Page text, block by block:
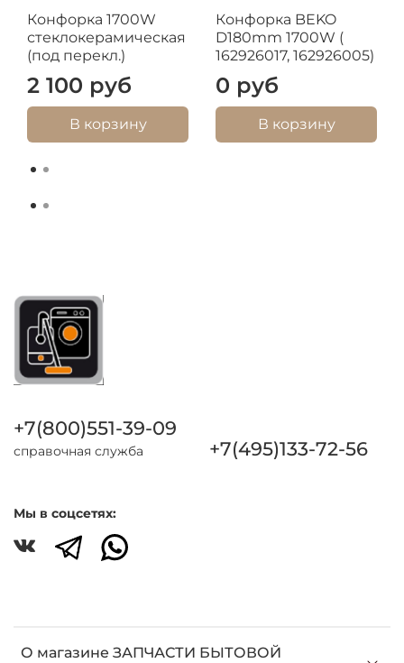
Конфорка 1700W
стеклокерамическая
(под перекл.)
2 100 руб
В корзину
Конфорка BEKO
D180mm 1700W (
162926017, 162926005)
0 руб
В корзину
О магазине ЗАПЧАСТИ БЫТОВОЙ
+7(800)551-39-09
справочная служба +7(495)133-72-56
Мы в соцсетях: